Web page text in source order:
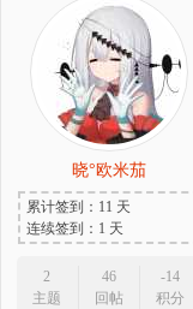
晓°欧米茄
累计签到：11 天
连续签到：1 天
2
主题
46
回帖
-14
积分